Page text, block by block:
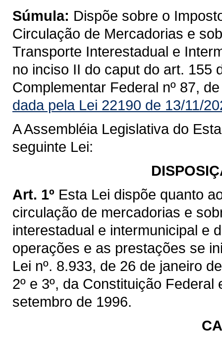
Súmula: Dispõe sobre o
Circulação de Mercadorias e
Transporte Interestadual e
no inciso II do caput do art. 155
Complementar Federal nº 87,
dada pela Lei 22190 de 13/11/
A Assembléia Legislativa do
seguinte Lei:
Art. 1º Esta Lei dispõe quanto
circulação de mercadorias e
interestadual e intermunicipal e
operações e as prestações se
Lei nº. 8.933, de 26 de janeiro
2º e 3º, da Constituição
setembro de 1996.